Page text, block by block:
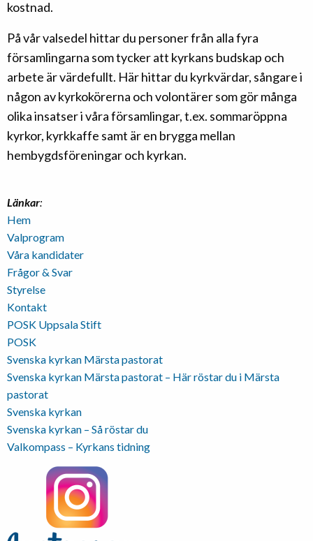
kostnad.
På vår valsedel hittar du personer från alla fyra
församlingarna som tycker att kyrkans budskap och
arbete är värdefullt. Här hittar du kyrkvärdar, sångare i
någon av kyrkokörerna och volontärer som gör många
olika insatser i våra församlingar, t.ex. sommaröppna
kyrkor, kyrkkaffe samt är en brygga mellan
hembygdsföreningar och kyrkan.
Länkar:
Hem
Valprogram
Våra kandidater
Frågor & Svar
Styrelse
Kontakt
POSK Uppsala Stift
POSK
Svenska kyrkan Märsta pastorat
Svenska kyrkan Märsta pastorat – Här röstar du i Märsta
pastorat
Svenska kyrkan
Svenska kyrkan – Så röstar du
Valkompass – Kyrkans tidning